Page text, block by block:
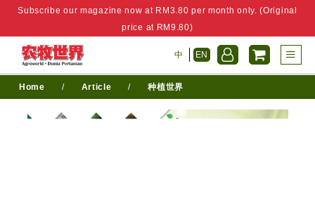
Subscribe our magazine now at RM3.80 per month only. (Original
price at RM9.80)
中 EN
Home / Article / 种植世界